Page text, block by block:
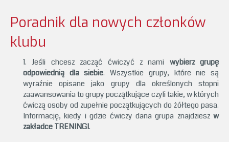
Poradnik dla nowych członków
klubu
1. Jeśli chcesz zacząć ćwiczyć z nami wybierz grupę
odpowiednią dla siebie. Wszystkie grupy, które nie są
wyraźnie opisane jako grupy dla określonych stopni
zaawansowania to grupy początkujące czyli takie, w których
ćwiczą osoby od zupełnie początkujących do żółtego pasa.
Informację, kiedy i gdzie ćwiczy dana grupa znajdziesz w
zakładce TRENINGI.